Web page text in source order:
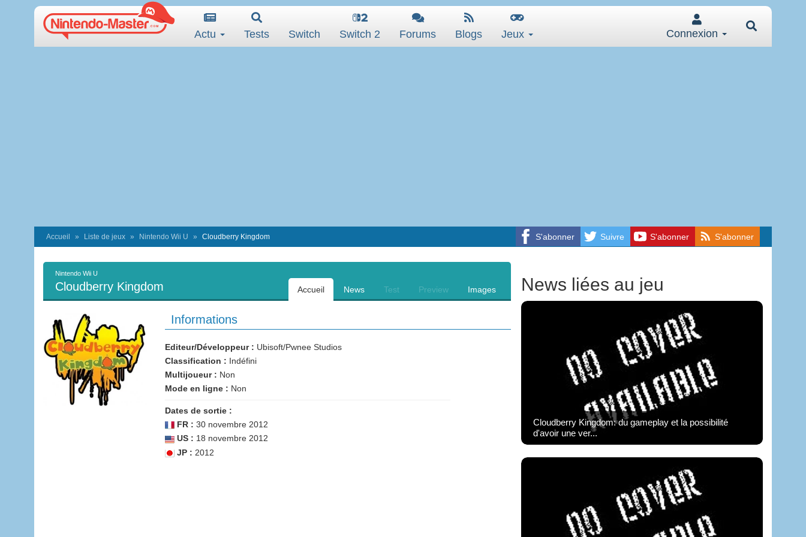
Actu Tests Switch Switch 2 Forums Blogs Jeux Connexion
S'abonner Suivre S'abonner S'abonner
Accueil Liste de jeux Nintendo Wii U Cloudberry Kingdom
Nintendo Wii U
Cloudberry Kingdom Accueil News Test Preview Images
Informations
Editeur/Développeur : Ubisoft/Pwnee Studios
Classification : Indéfini
Multijoueur : Non
Mode en ligne : Non
Dates de sortie :
FR : 30 novembre 2012
US : 18 novembre 2012
JP : 2012
News liées au jeu
Cloudberry Kingdom: du gameplay et la possibilité
d'avoir une ver...